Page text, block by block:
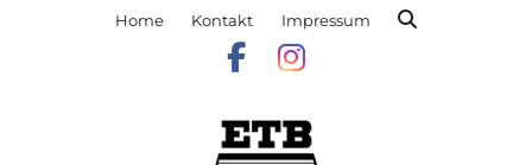
Home Kontakt Impressum